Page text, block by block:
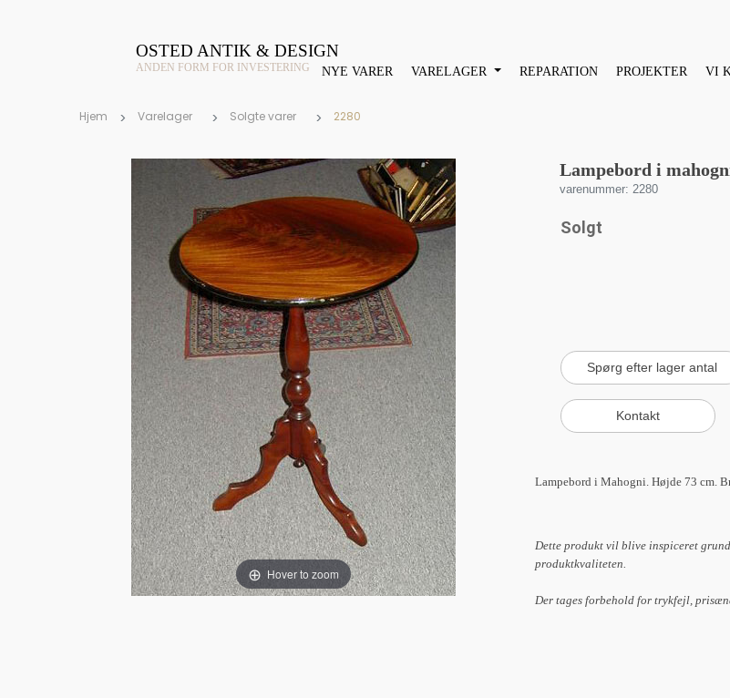
OSTED ANTIK & DESIGN
ANDEN FORM FOR INVESTERING NYE VARER VARELAGER REPARATION PROJEKTER VI
Hjem Varelager Solgte varer 2280
Hover to zoom
Lampebord i
varenummer: 2280
Solgt
Lampebord i Mahogni. Højde 73 cm.
Dette produkt vil blive inspiceret
produktkvaliteten.
Der tages forbehold for trykfejl,